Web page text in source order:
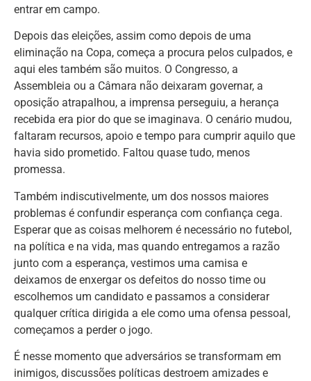
entrar em campo.
Depois das eleições, assim como depois de uma
eliminação na Copa, começa a procura pelos culpados, e
aqui eles também são muitos. O Congresso, a
Assembleia ou a Câmara não deixaram governar, a
oposição atrapalhou, a imprensa perseguiu, a herança
recebida era pior do que se imaginava. O cenário mudou,
faltaram recursos, apoio e tempo para cumprir aquilo que
havia sido prometido. Faltou quase tudo, menos
promessa.
Também indiscutivelmente, um dos nossos maiores
problemas é confundir esperança com confiança cega.
Esperar que as coisas melhorem é necessário no futebol,
na política e na vida, mas quando entregamos a razão
junto com a esperança, vestimos uma camisa e
deixamos de enxergar os defeitos do nosso time ou
escolhemos um candidato e passamos a considerar
qualquer crítica dirigida a ele como uma ofensa pessoal,
começamos a perder o jogo.
É nesse momento que adversários se transformam em
inimigos, discussões políticas destroem amizades e